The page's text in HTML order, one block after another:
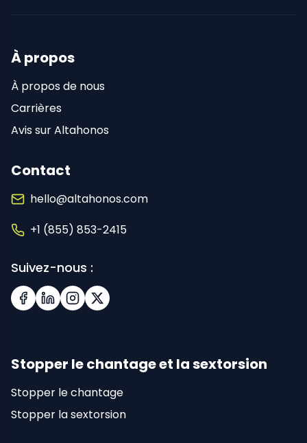
À propos
À propos de nous
Carrières
Avis sur Altahonos
Contact
hello@altahonos.com
+1 (855) 853-2415
Suivez-nous :
Facebook
LinkedInInstagramX (Twitter)
Stopper le chantage et la sextorsion
Stopper le chantage
Stopper la sextorsion